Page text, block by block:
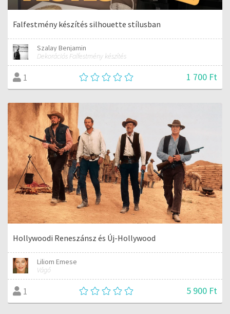
Falfestmény készítés silhouette stílusban
Szalay Benjamin
Dekorációs Falfestmény készítés
1 1 700 Ft
Hollywoodi Reneszánsz és Új-Hollywood
Liliom Emese
Vágó
1 5 900 Ft